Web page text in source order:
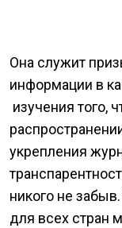
Она служит
информации в
изучения того,
укрепления
никого не
для всех стран